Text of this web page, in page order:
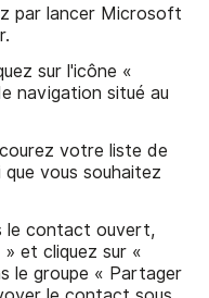
par lancer Microsoft
sur l'icône «
navigation situé au
votre liste de
vous souhaitez
le contact ouvert,
et cliquez sur «
le groupe « Partager